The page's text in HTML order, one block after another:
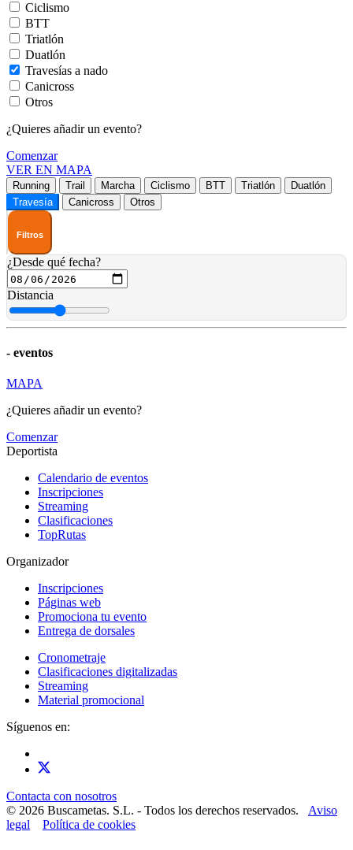
Ciclismo
BTT
Triatlón
Duatlón
Travesías a nado
Canicross
Otros
¿Quieres añadir un evento?
Comenzar
VER EN MAPA
Running Trail Marcha Ciclismo BTT Triatlón
Duatlón
Travesía
Canicross Otros
Filtros
¿Desde qué fecha?
Distancia
- eventos
MAPA
¿Quieres añadir un evento?
Comenzar
Deportista
Calendario de eventos
Inscripciones
Streaming
Clasificaciones
TopRutas
Organizador
Inscripciones
Páginas web
Promociona tu evento
Entrega de dorsales
Cronometraje
Clasificaciones digitalizadas
Streaming
Material promocional
Síguenos en:
Contacta con nosotros
© 2026 Buscametas. S.L. - Todos los derechos reservados. Aviso
legal
Política de cookies